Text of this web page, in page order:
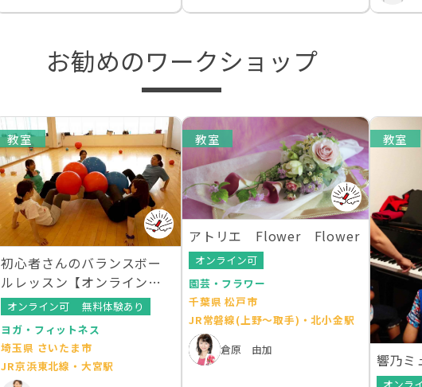
お勧めのワークショップ
教室
初心者さんのバランスボー
ルレッスン【オンラインレ
ッスンあり】
オンライン可
無料体験あり
ヨガ・フィットネス
埼玉県 さいたま市
JR京浜東北線・大宮駅
教室
アトリエ Flower Flower
オンライン可
園芸・フラワー
千葉県 松戸市
JR常磐線(上野～取手)・北小金駅
倉原 由加
教室
響乃ミ